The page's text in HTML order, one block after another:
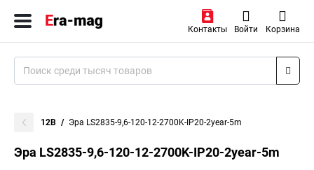
Контакты Войти Корзина
12В Эра LS2835-9,6-120-12-2700K-IP20-2year-5m
Эра LS2835-9,6-120-12-2700K-IP20-2year-5m